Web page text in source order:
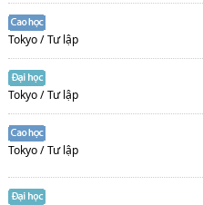
Tokyo / Tư lập
Tokyo / Tư lập
Tokyo / Tư lập